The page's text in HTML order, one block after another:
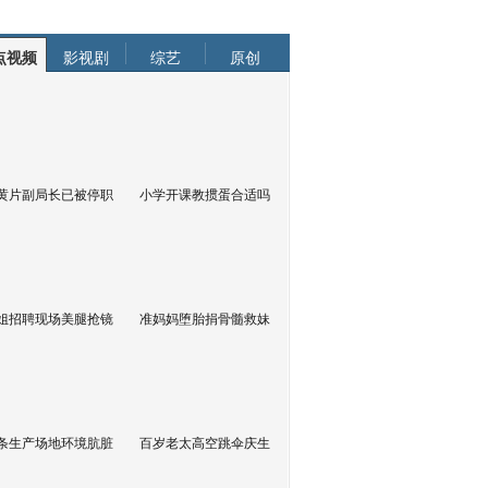
视频 影视剧 综艺 原创
片副局长已被停职 小学开课教掼蛋合适吗
招聘现场美腿抢镜 准妈妈堕胎捐骨髓救妹
生产场地环境肮脏 百岁老太高空跳伞庆生